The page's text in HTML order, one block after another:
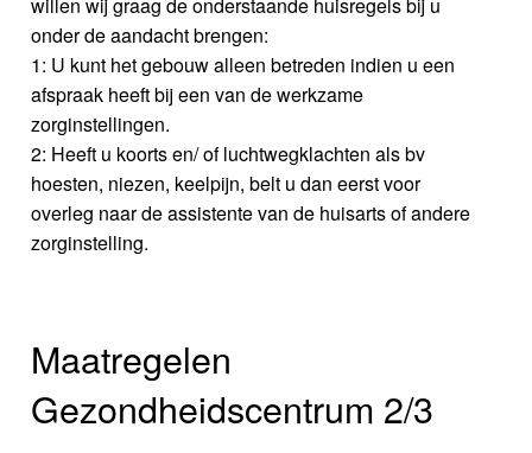
willen wij graag de onderstaande huisregels bij u
onder de aandacht brengen:
1: U kunt het gebouw alleen betreden indien u een
afspraak heeft bij een van de werkzame
zorginstellingen.
2: Heeft u koorts en/ of luchtwegklachten als bv
hoesten, niezen, keelpijn, belt u dan eerst voor
overleg naar de assistente van de huisarts of andere
zorginstelling.
Maatregelen
Gezondheidscentrum 2/3